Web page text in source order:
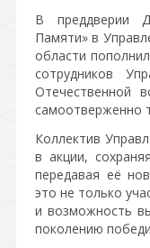
В преддверии
Памяти» в
области
сотрудников
Отечественной
самоотверженно
Коллектив
в акции,
передавая её
это не только
и возможность
поколению